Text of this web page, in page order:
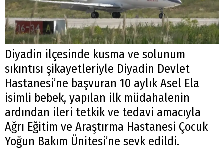
Diyadin ilçesinde kusma ve solunum
sıkıntısı şikayetleriyle Diyadin Devlet
Hastanesi’ne başvuran 10 aylık Asel Ela
isimli bebek, yapılan ilk müdahalenin
ardından ileri tetkik ve tedavi amacıyla
Ağrı Eğitim ve Araştırma Hastanesi Çocuk
Yoğun Bakım Ünitesi’ne sevk edildi.